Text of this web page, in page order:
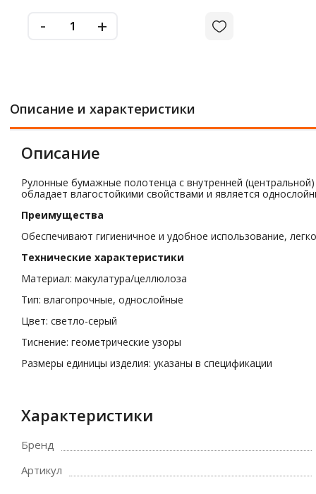
- +
Описание и характеристики
Описание
Рулонные бумажные полотенца с внутренней
обладает влагостойкими свойствами и является
Преимущества
Обеспечивают гигиеничное и удобное использование,
Технические характеристики
Материал: макулатура/целлюлоза
Тип: влагопрочные, однослойные
Цвет: светло-серый
Тиснение: геометрические узоры
Размеры единицы изделия: указаны в спецификации
Характеристики
Бренд
Артикул